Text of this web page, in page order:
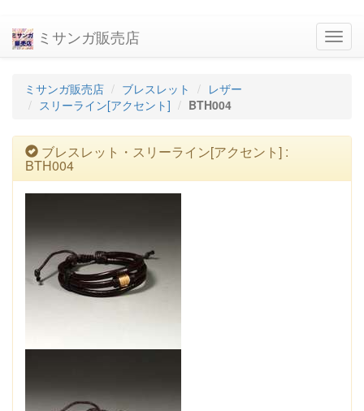
ミサンガ販売店
ミサンガ販売店 ブレスレット
レザー
スリーライン[アクセント]
BTH004
ブレスレット・スリーライン[アクセント] :
BTH004